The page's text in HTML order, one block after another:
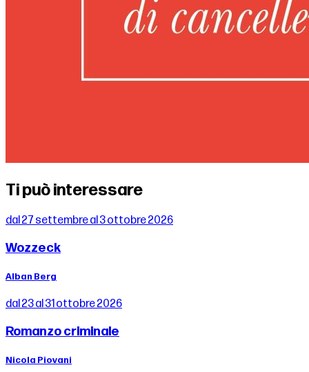
Ti può interessare
dal 27 settembre al 3 ottobre 2026
Wozzeck
Alban Berg
dal 23 al 31 ottobre 2026
Romanzo criminale
Nicola Piovani